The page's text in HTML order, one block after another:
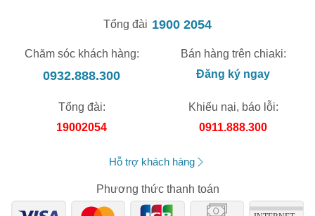
Tổng đài 1900 2054
Chăm sóc khách hàng:
0932.888.300
Bán hàng trên chiaki:
Đăng ký ngay
Tổng đài:
19002054
Khiếu nại, báo lỗi:
0911.888.300
Hỗ trợ khách hàng
Phương thức thanh toán